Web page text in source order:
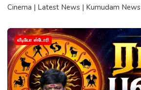
Cinema | Latest News | Kumudam News
வீடியோ ஸ்டோரி